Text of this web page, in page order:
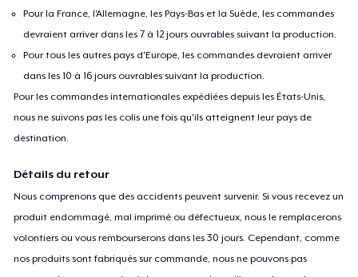
Pour la France, l'Allemagne, les Pays-Bas et la Suède, les commandes
devraient arriver dans les 7 à 12 jours ouvrables suivant la production.
Pour tous les autres pays d'Europe, les commandes devraient arriver
dans les 10 à 16 jours ouvrables suivant la production.
Pour les commandes internationales expédiées depuis les États-Unis,
nous ne suivons pas les colis une fois qu'ils atteignent leur pays de
destination.
Détails du retour
Nous comprenons que des accidents peuvent survenir. Si vous recevez un
produit endommagé, mal imprimé ou défectueux, nous le remplacerons
volontiers ou vous rembourserons dans les 30 jours. Cependant, comme
nos produits sont fabriqués sur commande, nous ne pouvons pas